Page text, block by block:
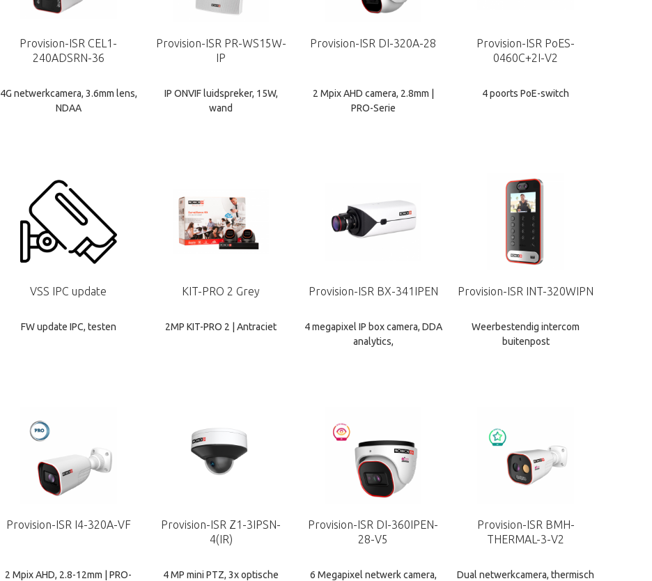
Provision-ISR CEL1-
240ADSRN-36
4G netwerkcamera, 3.6mm lens,
NDAA
Provision-ISR PR-WS15W-
IP
IP ONVIF luidspreker, 15W,
wand
Provision-ISR DI-320A-28
2 Mpix AHD camera, 2.8mm |
PRO-Serie
Provision-ISR PoES-
0460C+2I-V2
4 poorts PoE-switch
VSS IPC update
FW update IPC, testen
KIT-PRO 2 Grey
2MP KIT-PRO 2 | Antraciet
Provision-ISR BX-341IPEN
4 megapixel IP box camera, DDA
analytics,
Provision-ISR INT-320WIPN
Weerbestendig intercom
buitenpost
Provision-ISR I4-320A-VF
2 Mpix AHD, 2.8-12mm | PRO-
Provision-ISR Z1-3IPSN-
4(IR)
4 MP mini PTZ, 3x optische
Provision-ISR DI-360IPEN-
28-V5
6 Megapixel netwerk camera,
Provision-ISR BMH-
THERMAL-3-V2
Dual netwerkcamera, thermisch